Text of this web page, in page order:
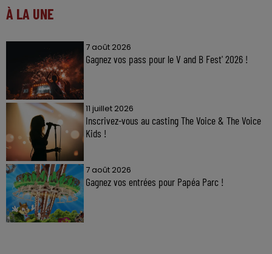
À LA UNE
7 août 2026
Gagnez vos pass pour le V and B Fest' 2026 !
11 juillet 2026
Inscrivez-vous au casting The Voice & The Voice
Kids !
7 août 2026
Gagnez vos entrées pour Papéa Parc !